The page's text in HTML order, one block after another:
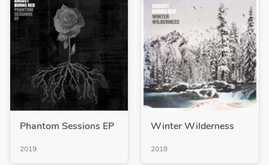
Phantom Sessions EP
2019
Winter Wilderness
2018